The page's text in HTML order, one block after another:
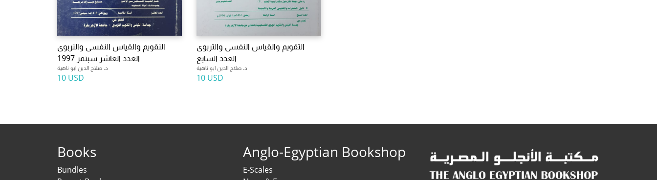
التقويم والقياس النفسى والتربوى
العدد العاشر سبتمر 1997
د. صلاح الدين ابو ناهية
10 USD
التقويم والقياس النفسى والتربوى
العدد السابع
د. صلاح الدين ابو ناهية
10 USD
Books
Bundles
Anglo-Egyptian Bookshop
E-Scales